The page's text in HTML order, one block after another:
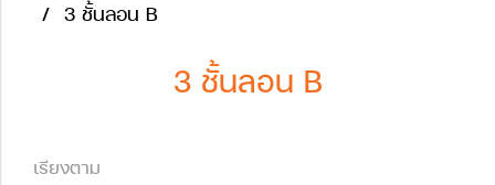
3 ชั้นลอน B
3 ชั้นลอน B
เรียงตาม